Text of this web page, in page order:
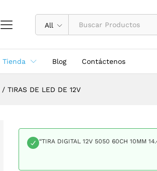
All
Tienda Blog Contáctenos
/ TIRAS DE LED DE 12V
“TIRA DIGITAL 12V 5050 60CH 10MM